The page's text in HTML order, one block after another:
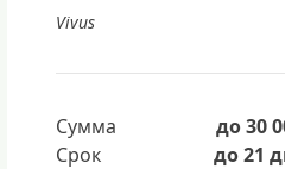
Vivus
Сумма
до 30
Срок
до 21